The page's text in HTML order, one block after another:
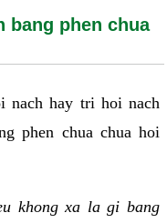
bang phen chua
nach hay tri hoi nach
phen chua chua hoi
khong xa la gi bang